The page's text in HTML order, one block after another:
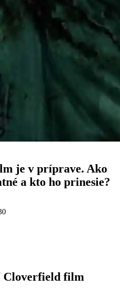
je v príprave. Ako
a kto ho prinesie?
film